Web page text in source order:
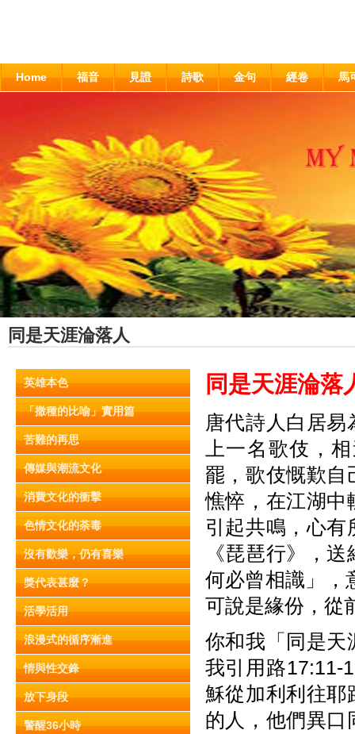
Home 福音 見證 詩歌 金句 經卷 馬
同是天涯淪落人
英雄本色
「撒種的比喻」實用篇
苦難的再思
傳媒與潮流文化
消費文化的衝擊
色情文化的荼毒
沒有歡樂，仍有喜樂
獎代表甚麼？
活學活用
浪漫式的循序漸進
情與性交鋒
放下身段
警醒36小時
同是天涯淪落
唐代詩人白居
上一名歌伎，
罷，歌伎慨歎自
憔悴，在江湖中
引起共鳴，心
《琵琶行》，
何必曾相識」，
可說是緣份，從
你和我「同是天
我引用路17:11-
穌從加利利往耶
的人，他們異口